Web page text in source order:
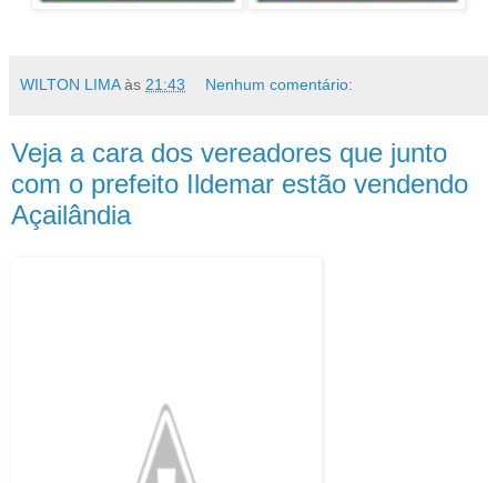
WILTON LIMA às 21:43 Nenhum comentário:
Veja a cara dos vereadores que junto
com o prefeito Ildemar estão vendendo
Açailândia